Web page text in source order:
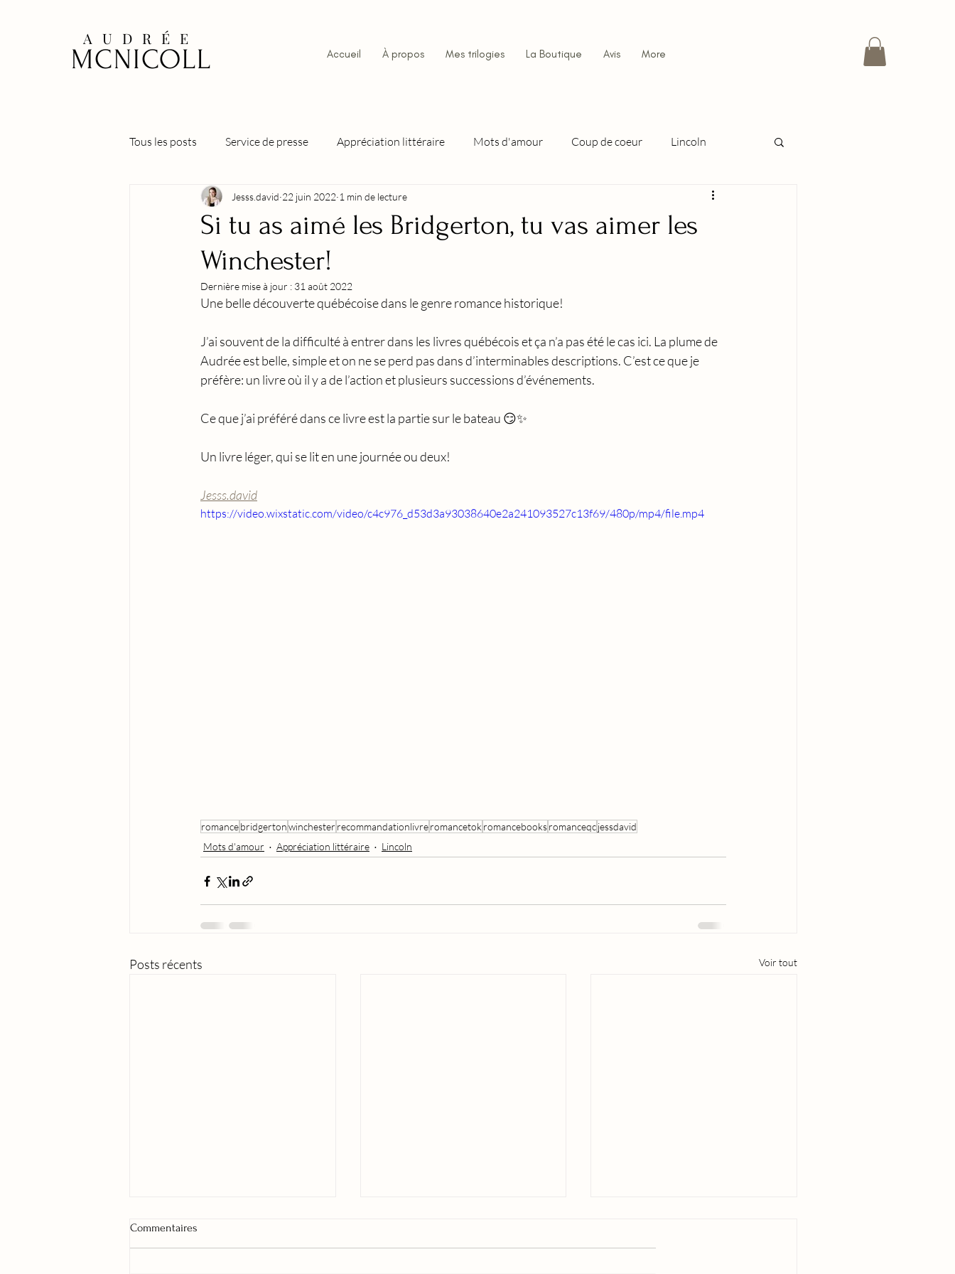
AUDRÉE
MCNICOLL Accueil À propos Mes trilogies La Boutique Avis More
Tous les posts Service de presse Appréciation littéraire Mots d'amour Coup de coeur Lincoln
Alexander La série complète Tennessee, La passion ou la raison
Tennessee, Te détester ou t'aimer
Si tu as aimé les Bridgerton, tu vas aimer les
Winchester!
Jesss.david 22 juin 2022 1 min de lecture
Dernière mise à jour : 31 août 2022
Une belle découverte québécoise dans le genre romance historique!
J’ai souvent de la difficulté à entrer dans les livres québécois et ça n’a pas été le cas ici. La plume de
Audrée est belle, simple et on ne se perd pas dans d’interminables descriptions. C’est ce que je
préfère: un livre où il y a de l’action et plusieurs successions d’événements.
Ce que j’ai préféré dans ce livre est la partie sur le bateau 😏✨
Un livre léger, qui se lit en une journée ou deux!
Jesss.david
https://video.wixstatic.com/video/c4c976_d53d3a93038640e2a241093527c13f69/480p/mp4/file.mp4
romancebridgertonwinchester recommandationlivreromancetok romancebooksromanceqcjessdavid
Mots d'amour
Appréciation littéraire Lincoln
Posts récents Voir tout
Commentaires